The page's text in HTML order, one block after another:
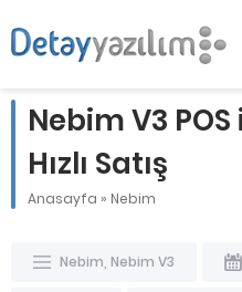
Nebim V3
Hızlı Satış
Anasayfa » Nebim
Nebim Nebim V3